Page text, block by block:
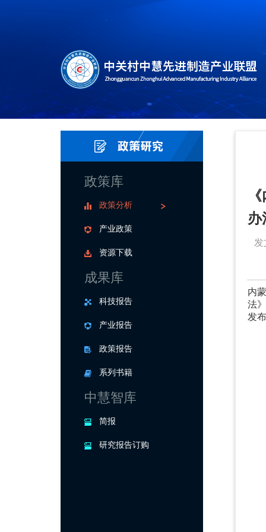
政策库
政策分析
产业政策
资源下载
成果库
科技报告
产业报告
政策报告
系列书籍
中慧智库
简报
研究报告订购
办
内
法
发